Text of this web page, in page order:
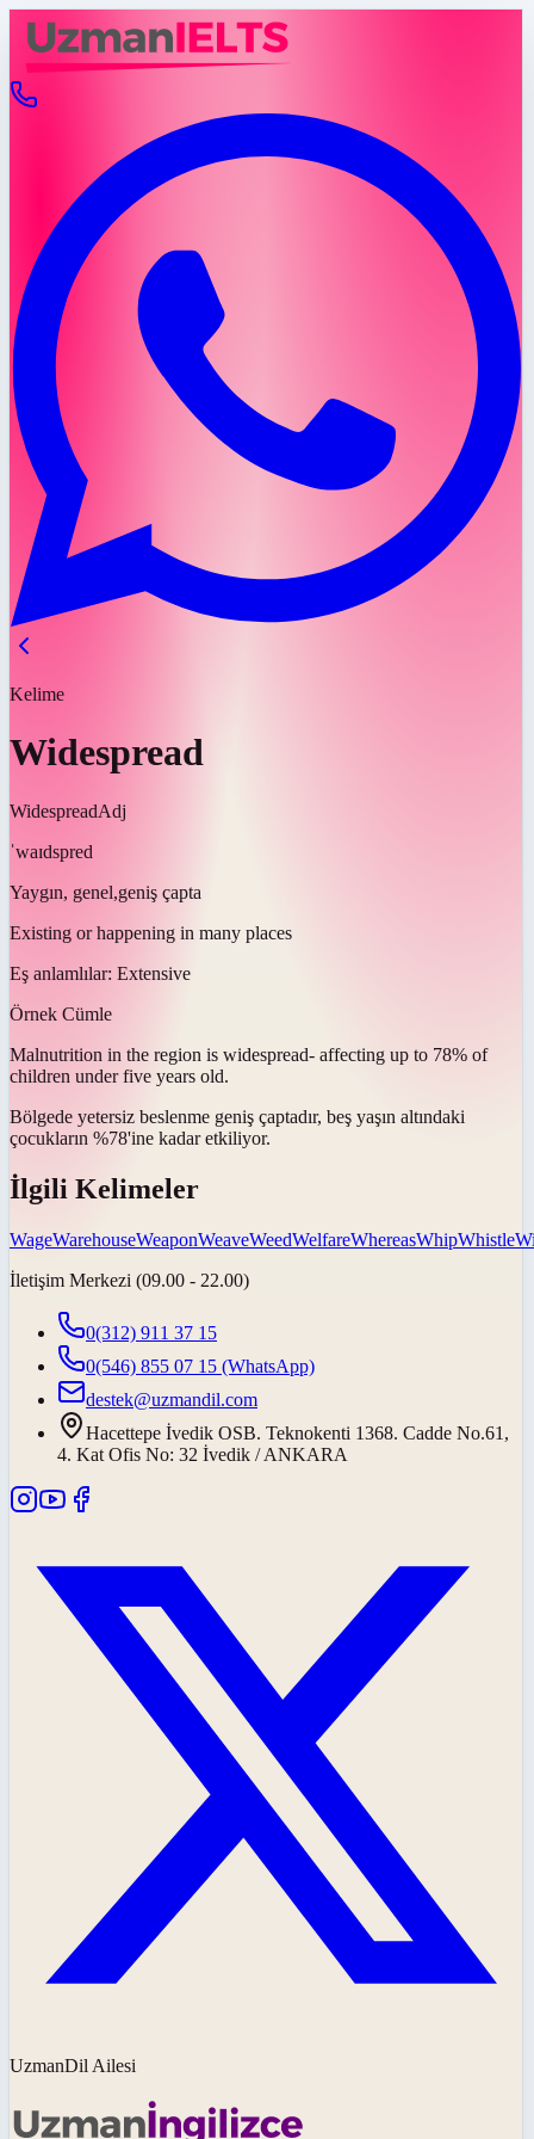
Kelime
Widespread
WidespreadAdj
ˈwaɪdspred
Yaygın, genel,geniş çapta
Existing or happening in many places
Eş anlamlılar: Extensive
Örnek Cümle
Malnutrition in the region is widespread- affecting up to 78% of
children under five years old.
Bölgede yetersiz beslenme geniş çaptadır, beş yaşın altındaki
çocukların %78'ine kadar etkiliyor.
İlgili Kelimeler
WageWarehouseWeaponWeaveWeedWelfareWhereasWhipWhistle
İletişim Merkezi (09.00 - 22.00)
0(312) 911 37 15
0(546) 855 07 15 (WhatsApp)
destek@uzmandil.com
Hacettepe İvedik OSB. Teknokenti 1368. Cadde No.61,
4. Kat Ofis No: 32 İvedik / ANKARA
UzmanDil Ailesi